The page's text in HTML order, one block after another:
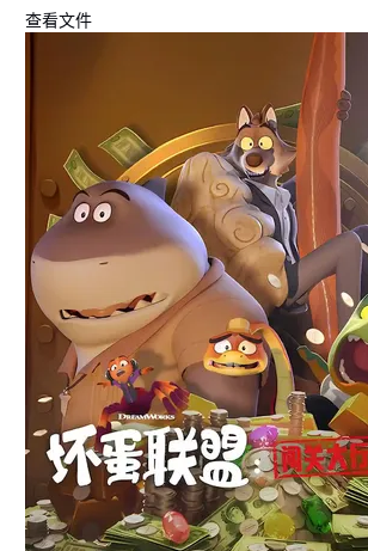
查看文件